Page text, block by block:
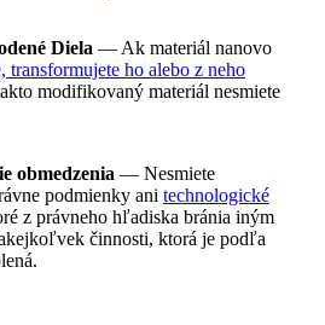
Diela — Ak materiál nanovo
transformujete ho alebo z neho
modifikovaný materiál nesmiete
obmedzenia — Nesmiete
podmienky ani technologické
z právneho hľadiska bránia iným
činnosti, ktorá je podľa